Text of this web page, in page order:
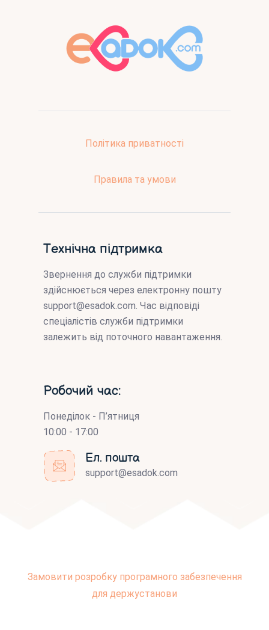
Політика приватності
Правила та умови
Технічна підтримка
Звернення до служби підтримки
здійснюється через електронну пошту
support@esadok.com. Час відповіді
спеціалістів служби підтримки
залежить від поточного навантаження.
Робочий час:
Понеділок - П’ятниця
10:00 - 17:00
Ел. пошта
support@esadok.com
Замовити розробку програмного забезпечення
для держустанови